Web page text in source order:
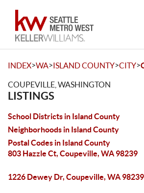
INDEX>WA>ISLAND COUNTY>CITY>
COUPEVILLE, WASHINGTON
LISTINGS
School Districts in Island County
Neighborhoods in Island County
Postal Codes in Island County
803 Hazzle Ct, Coupeville, WA 98239
1226 Dewey Dr, Coupeville, WA 98239